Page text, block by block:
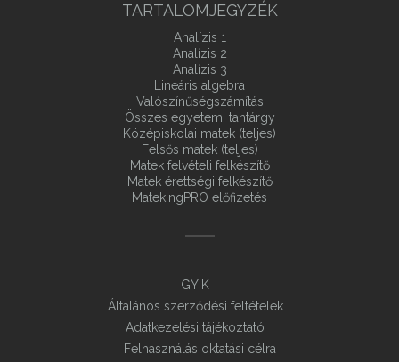
TARTALOMJEGYZÉK
Analízis 1
Analízis 2
Analízis 3
Lineáris algebra
Valószínűségszámítás
Összes egyetemi tantárgy
Középiskolai matek (teljes)
Felsős matek (teljes)
Matek felvételi felkészítő
Matek érettségi felkészítő
MatekingPRO előfizetés
GYIK
Általános szerződési feltételek
Adatkezelési tájékoztató
Felhasználás oktatási célra